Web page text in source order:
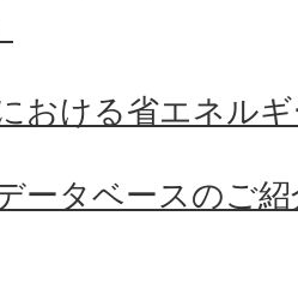
おける省エネル
ータベースのご